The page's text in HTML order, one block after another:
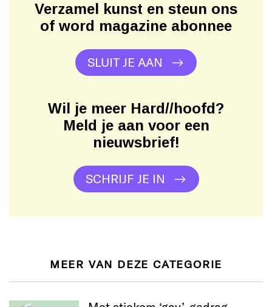
Verzamel kunst en steun ons
of word magazine abonnee
SLUIT JE AAN
Wil je meer Hard//hoofd?
Meld je aan voor een
nieuwsbrief!
SCHRIJF JE IN
MEER VAN DEZE CATEGORIE